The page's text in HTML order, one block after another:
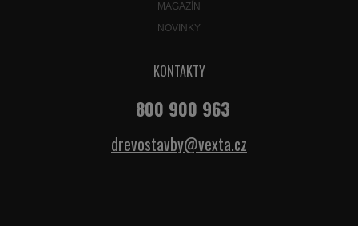
MAGAZÍN
NOVINKY
KONTAKTY
800 900 963
drevostavby@vexta.cz